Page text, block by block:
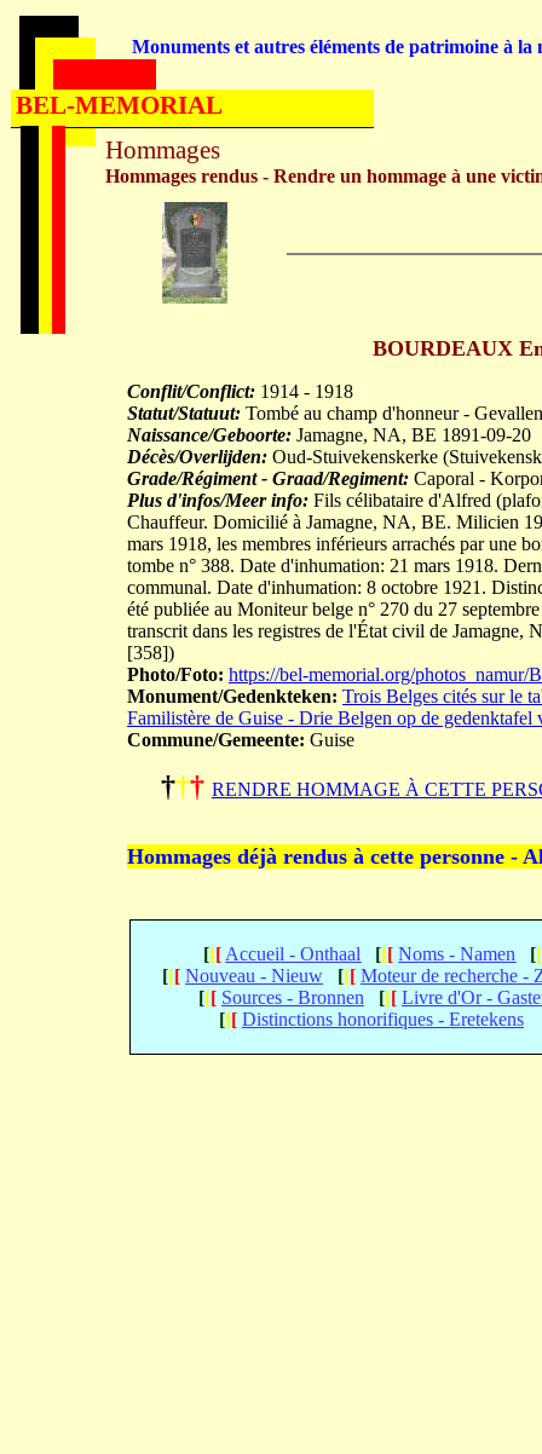
BOURDEAUX
Conflit/Conflict: 1914 - 1918
Statut/Statuut: Tombé au champ d'honneur -
Naissance/Geboorte: Jamagne, NA, BE 1891-09-20
Décès/Overlijden: Oud-Stuivekenskerke
Grade/Régiment - Graad/Regiment: Caporal -
Plus d'infos/Meer info: Fils célibataire d'Alfred
Chauffeur. Domicilié à Jamagne, NA, BE. Milicien
mars 1918, les membres inférieurs arrachés par une
tombe n° 388. Date d'inhumation: 21 mars 1918.
communal. Date d'inhumation: 8 octobre 1921.
été publiée au Moniteur belge n° 270 du 27
transcrit dans les registres de l'État civil de Jamagne,
[358])
Photo/Foto: https://bel-memorial.org/
Monument/Gedenkteken: Trois Belges cités sur le
Familistère de Guise - Drie Belgen op de gedenktafel
Commune/Gemeente: Guise
††† RENDRE HOMMAGE À CETTE
Hommages déjà rendus à cette personne -
[[[ Accueil - Onthaal [[[ Noms - Namen [[
[[[ Nouveau - Nieuw [[[ Moteur de recherche -
[[[ Sources - Bronnen [[[ Livre d'Or -
[[[ Distinctions honorifiques - Eretekens
Hommages
Hommages rendus - Rendre un hommage à une
Monuments et autres éléments de patrimoine à la
BEL-MEMORIAL